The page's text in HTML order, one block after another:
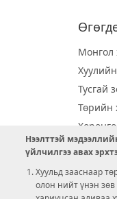
Монгол
Тусгай
Төрийн
Орон
Ээлжит
Нээлттэй
үйлчилгээ авах
Хуульд зааснаар
олон нийт үнэн